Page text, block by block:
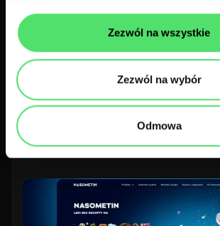
Zezwól na wszystkie
Zezwól na wybór
Odmowa
Serwisy internetowe
ACC: jak zbudowaliśmy
OTC wokół realnych pytań
użytkowników